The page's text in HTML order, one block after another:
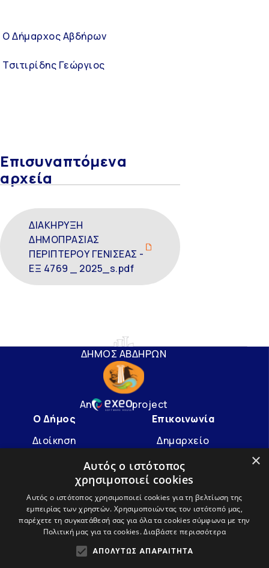
Ο Δήμαρχος Αβδήρων
Τσιτιρίδης Γεώργιος
Επισυναπτόμενα
αρχεία
ΔΙΑΚΗΡΥΞΗ
ΔΗΜΟΠΡΑΣΙΑΣ
ΠΕΡΙΠΤΕΡΟΥ ΓΕΝΙΣΕΑΣ -
ΕΞ 4769 _ 2025_s.pdf
ΔΗΜΟΣ ΑΒΔΗΡΩΝ
An
project
Επικοινωνία
Δημαρχείο
info@avdera.gr
2541352550
Ο Δήμος
Διοίκηση
Ακολουθήστε μας
×
Αυτός ο ιστότοπος
χρησιμοποιεί cookies
Αυτός ο ιστότοπος χρησιμοποιεί cookies για τη βελτίωση της
εμπειρίας των χρηστών. Χρησιμοποιώντας τον ιστότοπό μας,
παρέχετε τη συγκατάθεσή σας για όλα τα cookies σύμφωνα με την
Πολιτική μας για τα cookies.Διαβάστε περισσότερα
ΑΠΟΛΎΤΩΣ ΑΠΑΡΑΊΤΗΤΑ